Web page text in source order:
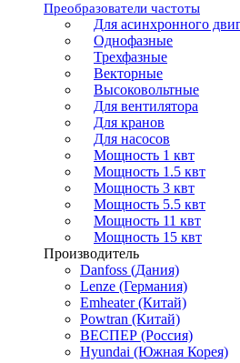
Преобразователи частоты
Для асинхронного
Однофазные
Трехфазные
Векторные
Высоковольтные
Для вентилятора
Для кранов
Для насосов
Мощность 1 квт
Мощность 1.5 квт
Мощность 3 квт
Мощность 5.5 квт
Мощность 11 квт
Мощность 15 квт
Производитель
Danfoss (Дания)
Lenze (Германия)
Emheater (Китай)
Powtran (Китай)
ВЕСПЕР (Россия)
Hyundai (Южная Корея)